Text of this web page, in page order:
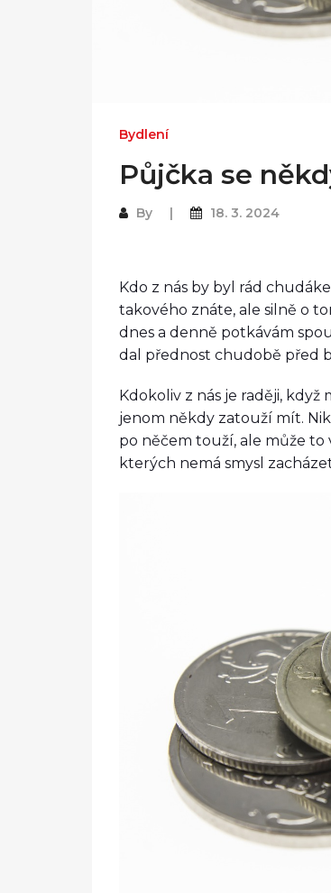
Bydlení
Půjčka se
By 18. 3. 2024
Kdo z nás by byl rád
takového znáte, ale silně o
dnes a denně potkávám
dal přednost chudobě před
Kdokoliv z nás je raději, když
jenom někdy zatouží mít.
po něčem touží, ale může
kterých nemá smysl